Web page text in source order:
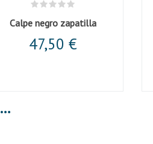
Calpe negro zapatilla
47,50 €
RESEÑAS